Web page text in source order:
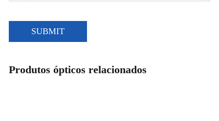
SUBMIT
Produtos ópticos relacionados